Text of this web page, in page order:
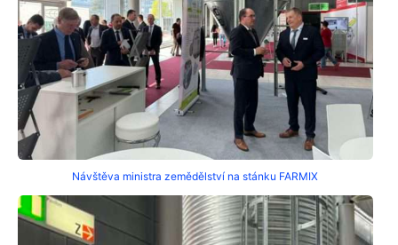
Návštěva ministra zemědělství na stánku FARMIX